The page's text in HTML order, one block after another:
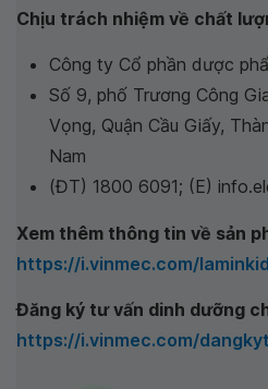
Chịu trách nhiệm về chất
Công ty Cổ phần dược
Số 9, phố Trương Công
Vọng, Quận Cầu Giấy,
Nam
(ĐT) 1800 6091; (E)
Xem thêm thông tin về sản
https://i.vinmec.com/laminkid
Đăng ký tư vấn dinh dưỡng
https://i.vinmec.com/